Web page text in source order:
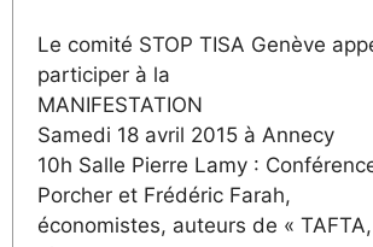
Le comité STOP TISA Genève
participer à la
MANIFESTATION
Samedi 18 avril 2015 à Annecy
10h Salle Pierre Lamy :
Porcher et Frédéric Farah,
économistes, auteurs de « TAFTA,